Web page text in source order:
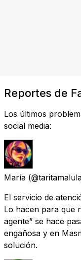
Reportes de
Los últimos
social media:
María
El servicio de
Lo hacen para que
agente” se hace
engañosa y en
solución.